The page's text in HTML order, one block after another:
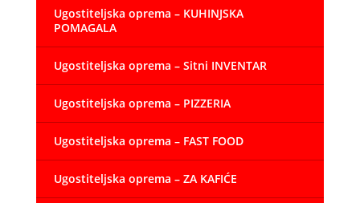
Ugostiteljska oprema – KUHINJSKA
POMAGALA
Ugostiteljska oprema – Sitni INVENTAR
Ugostiteljska oprema – PIZZERIA
Ugostiteljska oprema – FAST FOOD
Ugostiteljska oprema – ZA KAFIĆE